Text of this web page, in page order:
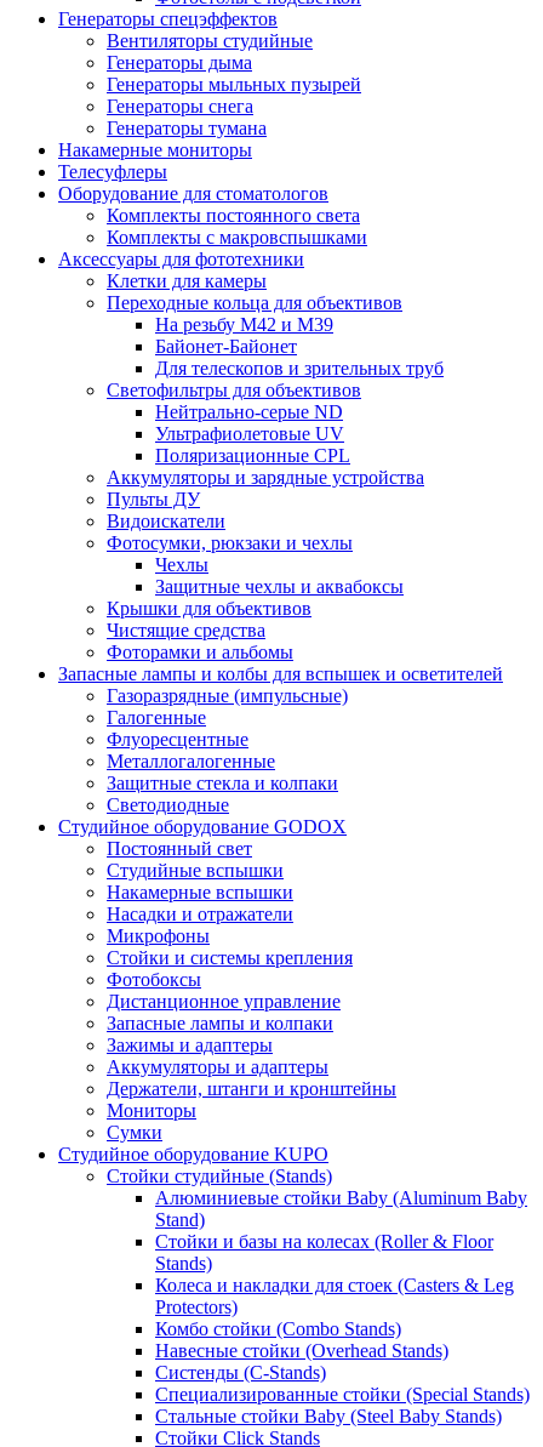
Генераторы спецэффектов
Вентиляторы студийные
Генераторы дыма
Генераторы мыльных пузырей
Генераторы снега
Генераторы тумана
Накамерные мониторы
Телесуфлеры
Оборудование для стоматологов
Комплекты постоянного света
Комплекты с макровспышками
Аксессуары для фототехники
Клетки для камеры
Переходные кольца для объективов
На резьбу М42 и М39
Байонет-Байонет
Для телескопов и зрительных труб
Светофильтры для объективов
Нейтрально-серые ND
Ультрафиолетовые UV
Поляризационные CPL
Аккумуляторы и зарядные устройства
Пульты ДУ
Видоискатели
Фотосумки, рюкзаки и чехлы
Чехлы
Защитные чехлы и аквабоксы
Крышки для объективов
Чистящие средства
Фоторамки и альбомы
Запасные лампы и колбы для вспышек и осветителей
Газоразрядные (импульсные)
Галогенные
Флуоресцентные
Металлогалогенные
Защитные стекла и колпаки
Светодиодные
Студийное оборудование GODOX
Постоянный свет
Студийные вспышки
Накамерные вспышки
Насадки и отражатели
Микрофоны
Стойки и системы крепления
Фотобоксы
Дистанционное управление
Запасные лампы и колпаки
Зажимы и адаптеры
Аккумуляторы и адаптеры
Держатели, штанги и кронштейны
Мониторы
Сумки
Студийное оборудование KUPO
Стойки студийные (Stands)
Алюминиевые стойки Baby (Aluminum Baby
Stand)
Стойки и базы на колесах (Roller & Floor
Stands)
Колеса и накладки для стоек (Casters & Leg
Protectors)
Комбо стойки (Combo Stands)
Навесные стойки (Overhead Stands)
Систенды (C-Stands)
Специализированные стойки (Special Stands)
Стальные стойки Baby (Steel Baby Stands)
Стойки Click Stands